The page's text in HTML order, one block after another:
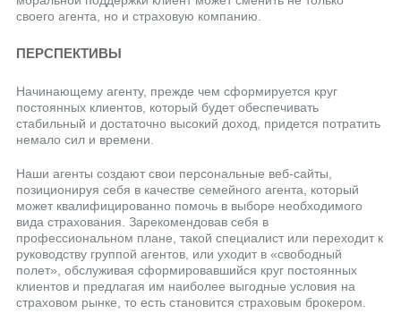
своего агента, но и страховую компанию.
ПЕРСПЕКТИВЫ
Начинающему агенту, прежде чем сформируется круг
постоянных клиентов, который будет обеспечивать
стабильный и достаточно высокий доход, придется потратить
немало сил и времени.
Наши агенты создают свои персональные веб-сайты,
позиционируя себя в качестве семейного агента, который
может квалифицированно помочь в выборе необходимого
вида страхования. Зарекомендовав себя в
профессиональном плане, такой специалист или переходит к
руководству группой агентов, или уходит в «свободный
полет», обслуживая сформировавшийся круг постоянных
клиентов и предлагая им наиболее выгодные условия на
страховом рынке, то есть становится страховым брокером.